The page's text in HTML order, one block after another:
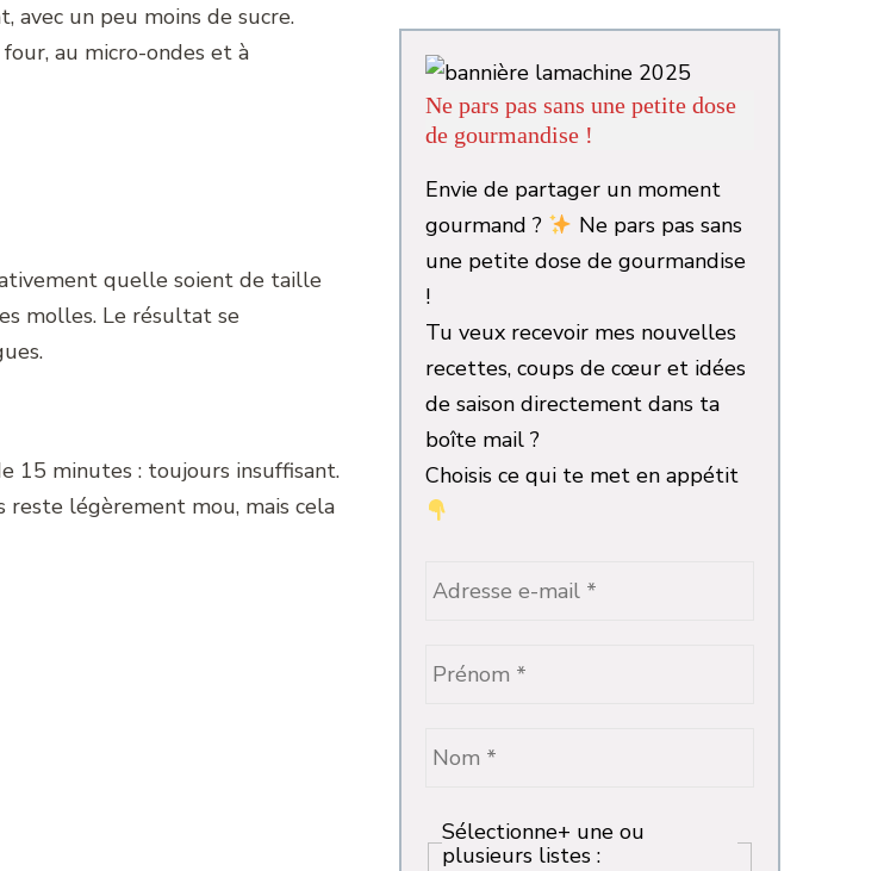
avec un peu moins de sucre.
au micro-ondes et à
quelle soient de taille
molles. Le résultat se
15 minutes : toujours insuffisant.
reste légèrement mou, mais cela
Ne pars pas sans une petite dose
de gourmandise !
Envie de partager un moment
gourmand ?
Ne pars pas sans
une petite dose de gourmandise
!
Tu veux recevoir mes nouvelles
recettes, coups de cœur et idées
de saison directement dans ta
boîte mail ?
Choisis ce qui te met en appétit
Sélectionne+ une ou
plusieurs listes :